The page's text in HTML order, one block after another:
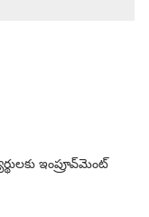
ఇంప్రూవ్‌మెంట్‌